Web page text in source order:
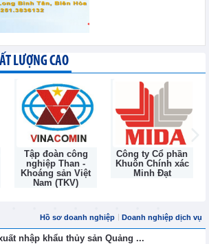
LƯỢNG CAO
Tập đoàn công
nghiệp Than -
Khoáng sản Việt
Nam (TKV)
Công ty Cổ phần
Khuôn Chính xác
Minh Đạt
Hồ sơ doanh nghiệp Doanh nghiệp dịch vụ
nhập khẩu thủy sản Quảng ...